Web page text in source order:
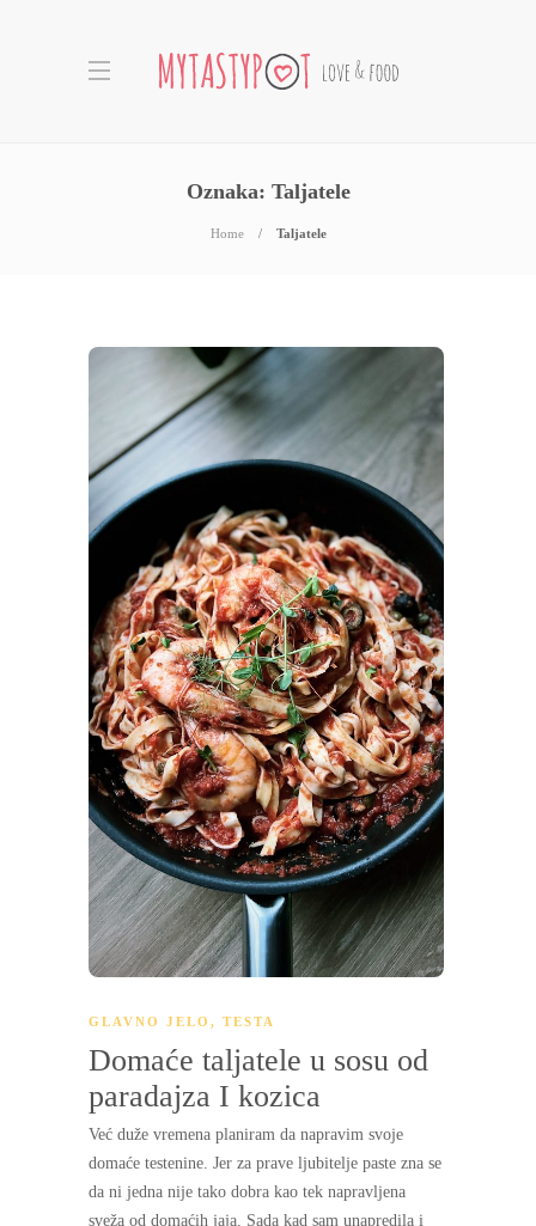
Oznaka: Taljatele
Home Taljatele
GLAVNO JELO , TESTA
Domaće taljatele u sosu od
paradajza I kozica
Već duže vremena planiram da napravim svoje
domaće testenine. Jer za prave ljubitelje paste zna se
da ni jedna nije tako dobra kao tek napravljena
sveža od domaćih jaja. Sada kad sam unapredila i